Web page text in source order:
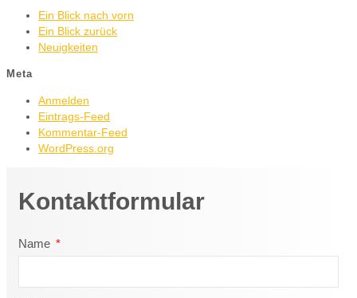
Ein Blick nach vorn
Ein Blick zurück
Neuigkeiten
Meta
Anmelden
Eintrags-Feed
Kommentar-Feed
WordPress.org
Kontaktformular
Name